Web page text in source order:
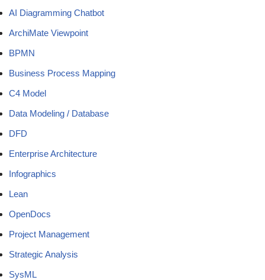
AI Diagramming Chatbot
ArchiMate Viewpoint
BPMN
Business Process Mapping
C4 Model
Data Modeling / Database
DFD
Enterprise Architecture
Infographics
Lean
OpenDocs
Project Management
Strategic Analysis
SysML